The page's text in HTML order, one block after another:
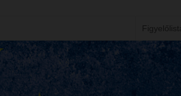
Figyelőlista